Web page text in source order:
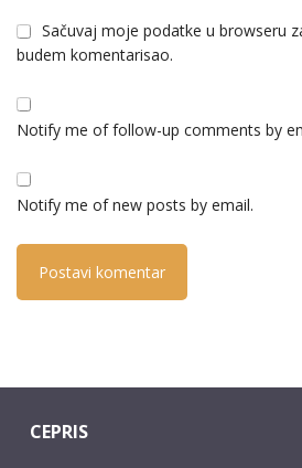
Sačuvaj moje podatke u browseru
budem komentarisao.
Notify me of follow-up comments by
Notify me of new posts by email.
CEPRIS